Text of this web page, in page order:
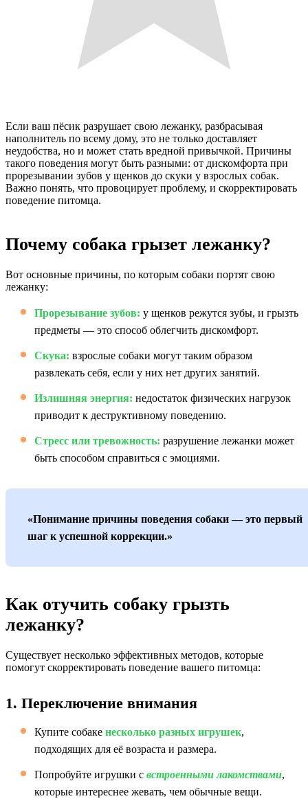
Если ваш пёсик разрушает свою лежанку, разбрасывая
наполнитель по всему дому, это не только доставляет
неудобства, но и может стать вредной привычкой. Причины
такого поведения могут быть разными: от дискомфорта при
прорезывании зубов у щенков до скуки у взрослых собак.
Важно понять, что провоцирует проблему, и скорректировать
поведение питомца.
Почему собака грызет лежанку?
Вот основные причины, по которым собаки портят свою
лежанку:
Прорезывание зубов: у щенков режутся зубы, и грызть
предметы — это способ облегчить дискомфорт.
Скука: взрослые собаки могут таким образом
развлекать себя, если у них нет других занятий.
Излишняя энергия: недостаток физических нагрузок
приводит к деструктивному поведению.
Стресс или тревожность: разрушение лежанки может
быть способом справиться с эмоциями.
«Понимание причины поведения собаки — это первый
шаг к успешной коррекции.»
Как отучить собаку грызть
лежанку?
Существует несколько эффективных методов, которые
помогут скорректировать поведение вашего питомца:
1. Переключение внимания
Купите собаке несколько разных игрушек,
подходящих для её возраста и размера.
Попробуйте игрушки с встроенными лакомствами,
которые интереснее жевать, чем обычные вещи.